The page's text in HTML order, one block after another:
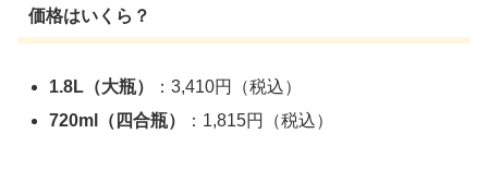
価格はいくら？
1.8L（大瓶）
：3,410円（税込）
720ml（四合瓶）
：1,815円（税込）